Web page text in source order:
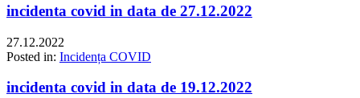
incidenta covid in data de 27.12.2022
27.12.2022
Posted in: Incidența COVID
incidenta covid in data de 19.12.2022